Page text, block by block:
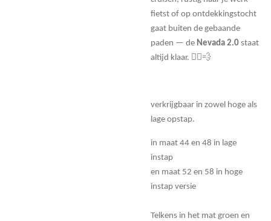
fietst of op ontdekkingstocht
gaat buiten de gebaande
paden — de Nevada 2.0 staat
altijd klaar. 🚴‍♂️💨
verkrijgbaar in zowel hoge als
lage opstap.
in maat 44 en 48 in lage
instap
en maat 52 en 58 in hoge
instap versie
Telkens in het mat groen en